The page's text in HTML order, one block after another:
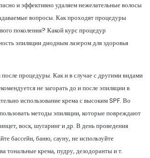
и эффективно удаляем нежелательные волосы
вопросы. Как проходят процедуры
поколения? Какой курс процедур
эпиляции диодным лазером для здоровья
процедуры. Как и в случае с другими видами
не загорать до и после эпиляции в
использование крема с высоким SPF. Во
методы эпиляции, которые повреждают
воск, шугаринг и др. В день проведения
бассейн, баню, сауну, не используйте
тональные крема, пудру, дезодоранты и т.